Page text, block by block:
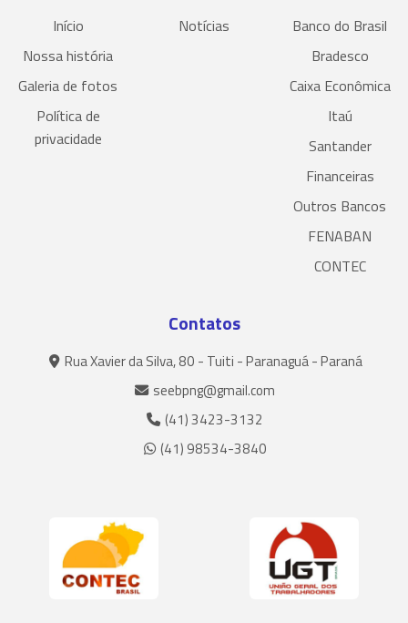
Início
Nossa história
Galeria de fotos
Política de
privacidade
Notícias
Banco do Brasil
Bradesco
Caixa Econômica
Itaú
Santander
Financeiras
Outros Bancos
FENABAN
CONTEC
Contatos
Rua Xavier da Silva, 80 - Tuiti - Paranaguá - Paraná
seebpng@gmail.com
(41) 3423-3132
(41) 98534-3840